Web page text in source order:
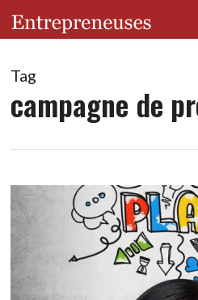
content
Tag
campagne de